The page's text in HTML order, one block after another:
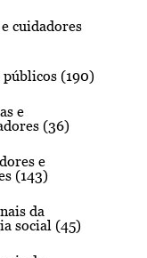
cuidadores
públicos (190)
e
(36)
e
(143)
da
social (45)